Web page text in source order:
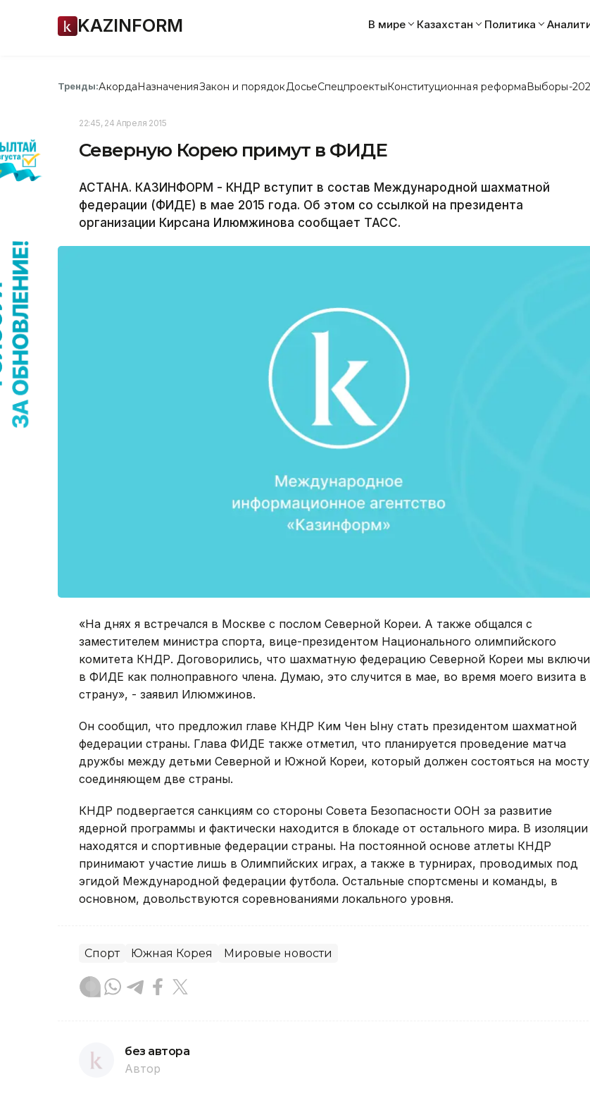
KAZINFORM В мире Казахстан Политика
Тренды:АкордаНазначенияЗакон и порядок ДосьеСпецпроектыКонституционная реформаВыборы-
22:45, 24 Апреля 2015
Северную Корею примут в ФИДЕ
АСТАНА. КАЗИНФОРМ - КНДР вступит в состав Международной шахматной
федерации (ФИДЕ) в мае 2015 года. Об этом со ссылкой на президента
организации Кирсана Илюмжинова сообщает ТАСС.
«На днях я встречался в Москве с послом Северной Кореи. А также общался с
заместителем министра спорта, вице-президентом Национального олимпийского
комитета КНДР. Договорились, что шахматную федерацию Северной Кореи мы
в ФИДЕ как полноправного члена. Думаю, это случится в мае, во время моего визита в
страну», - заявил Илюмжинов.
Он сообщил, что предложил главе КНДР Ким Чен Ыну стать президентом шахматной
федерации страны. Глава ФИДЕ также отметил, что планируется проведение матча
дружбы между детьми Северной и Южной Кореи, который должен состояться на
соединяющем две страны.
КНДР подвергается санкциям со стороны Совета Безопасности ООН за развитие
ядерной программы и фактически находится в блокаде от остального мира. В изоляции
находятся и спортивные федерации страны. На постоянной основе атлеты КНДР
принимают участие лишь в Олимпийских играх, а также в турнирах, проводимых под
эгидой Международной федерации футбола. Остальные спортсмены и команды, в
основном, довольствуются соревнованиями локального уровня.
Спорт Южная Корея Мировые новости
без автора
Автор